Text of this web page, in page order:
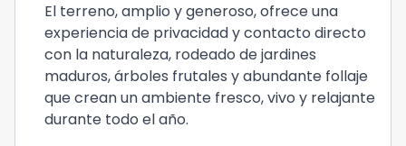
El terreno, amplio y generoso, ofrece una
experiencia de privacidad y contacto directo
con la naturaleza, rodeado de jardines
maduros, árboles frutales y abundante follaje
que crean un ambiente fresco, vivo y relajante
durante todo el año.